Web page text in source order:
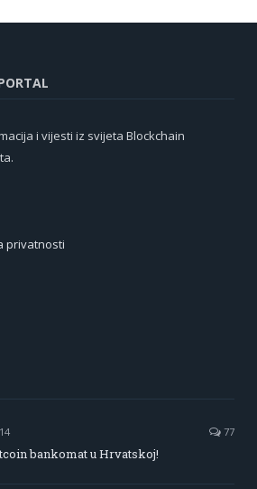
i vijesti iz svijeta Blockchain
privatnosti
77
bankomat u Hrvatskoj!